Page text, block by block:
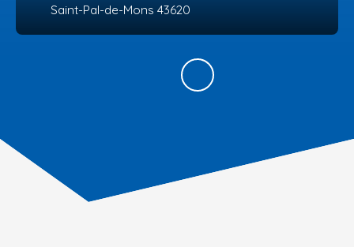
Saint-Pal-de-Mons 43620